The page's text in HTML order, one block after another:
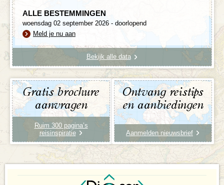
ALLE BESTEMMINGEN
woensdag 02 september 2026 - doorlopend
Meld je nu aan
Bekijk alle data
Gratis brochure
aanvragen
Ruim 300 pagina’s
reisinspiratie
Ontvang reistips
en aanbiedingen
Aanmelden nieuwsbrief